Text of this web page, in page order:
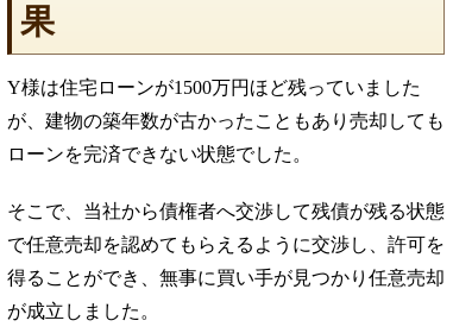
果
Y様は住宅ローンが1500万円ほど残っていました
が、建物の築年数が古かったこともあり売却しても
ローンを完済できない状態でした。
そこで、当社から債権者へ交渉して残債が残る状態
で任意売却を認めてもらえるように交渉し、許可を
得ることができ、無事に買い手が見つかり任意売却
が成立しました。